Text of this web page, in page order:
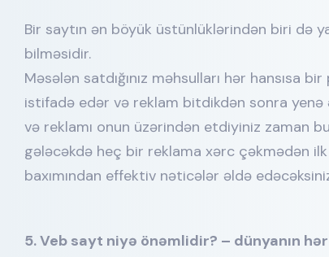
Bir saytın ən böyük üstünlüklərindən biri də
bilməsidir.
Məsələn satdığınız məhsulları hər
istifadə edər və reklam bitdikdən sonra yenə
və reklamı onun üzərindən etdiyiniz zaman
gələcəkdə heç bir reklama xərc çəkmədən ilk
baxımından effektiv nəticələr əldə
5. Veb sayt niyə önəmlidir? – dünyanın